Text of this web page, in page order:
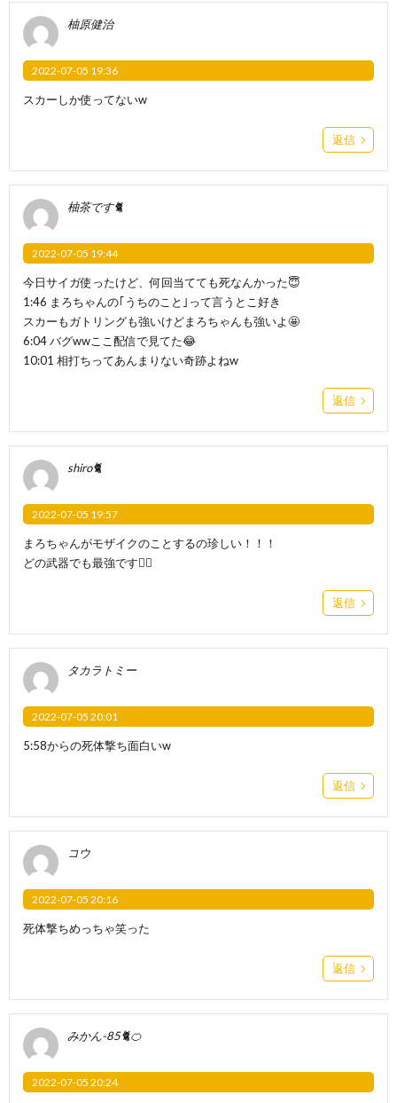
柚原健治
2022-07-05 19:36
スカーしか使ってないw
返信
柚茶です🐈
2022-07-05 19:44
今日サイガ使ったけど、何回当てても死なんかった😇
1:46 まろちゃんの｢うちのこと｣って言うとこ好き
スカーもガトリングも強いけどまろちゃんも強いよ🤩
6:04 バグwwここ配信で見てた😂
10:01 相打ちってあんまりない奇跡よねw
返信
shiro🐈
2022-07-05 19:57
まろちゃんがモザイクのことするの珍しい！！！
どの武器でも最強です👍🏻
返信
タカラトミー
2022-07-05 20:01
5:58からの死体撃ち面白いw
返信
コウ
2022-07-05 20:16
死体撃ちめっちゃ笑った
返信
みかん-85🐈️🍊
2022-07-05 20:24